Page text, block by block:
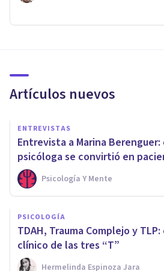
Artículos nuevos
ENTREVISTAS
Entrevista a Marina Berenguer:
psicóloga se convirtió en
Psicología Y Mente
PSICOLOGÍA
TDAH, Trauma Complejo y
clínico de las tres “T”
Hermelinda Espinoza Jara